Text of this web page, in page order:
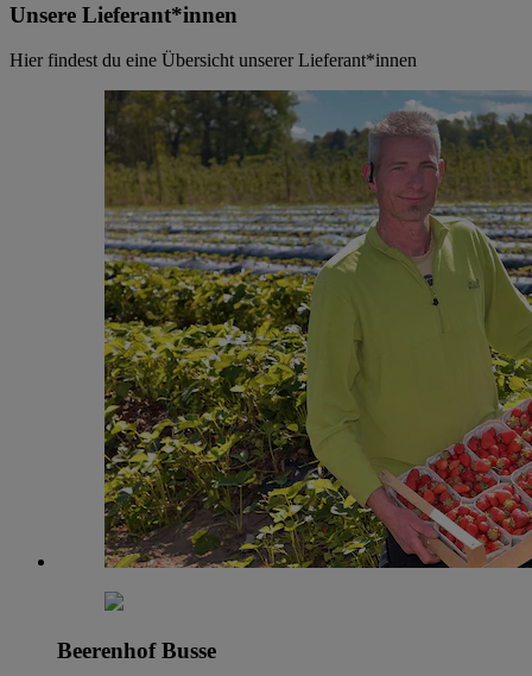
Unsere Lieferant*innen
Hier findest du eine Übersicht unserer Lieferant*innen
Beerenhof Busse